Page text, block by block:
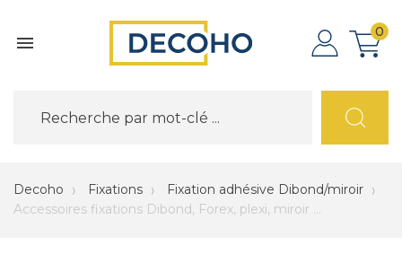

0
Decoho Fixations
Fixation adhésive Dibond/miroir
Accessoires fixations Dibond, Forex, plexi, miroir ...